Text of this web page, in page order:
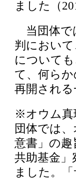
ました（
当団体で
判におい
について
て、何ら
再開され
※オウム真
団体では
意書」の
共助基金
ました。